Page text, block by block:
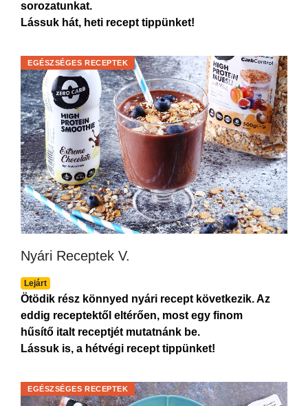
sorozatunkat.
Lássuk hát, heti recept tippünket!
Nyári Receptek V.
Lejárt
EGÉSZSÉGES RECEPTEK
Ötödik rész könnyed nyári recept következik. Az
eddig receptektől eltérően, most egy finom
hűsítő italt receptjét mutatnánk be.
Lássuk is, a hétvégi recept tippünket!
EGÉSZSÉGES RECEPTEK